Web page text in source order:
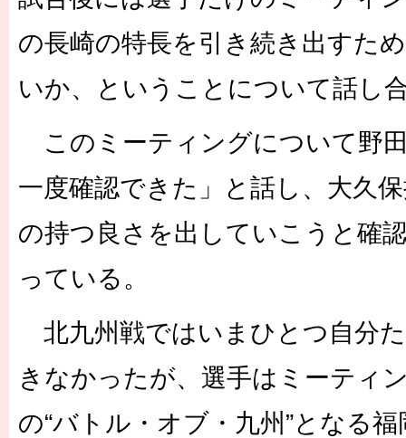
の長崎の特長を引き続き出すた
いか、ということについて話し
このミーティングについて野
一度確認できた」と話し、大久
の持つ良さを出していこうと確
っている。
北九州戦ではいまひとつ自分
きなかったが、選手はミーティ
の“バトル・オブ・九州”となる